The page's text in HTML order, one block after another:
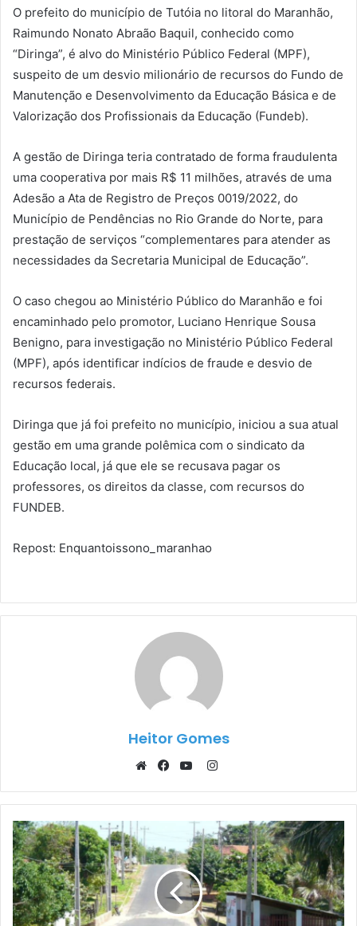
O prefeito do município de Tutóia no litoral do Maranhão,
Raimundo Nonato Abraão Baquil, conhecido como
“Diringa”, é alvo do Ministério Público Federal (MPF),
suspeito de um desvio milionário de recursos do Fundo de
Manutenção e Desenvolvimento da Educação Básica e de
Valorização dos Profissionais da Educação (Fundeb).
A gestão de Diringa teria contratado de forma fraudulenta
uma cooperativa por mais R$ 11 milhões, através de uma
Adesão a Ata de Registro de Preços 0019/2022, do
Município de Pendências no Rio Grande do Norte, para
prestação de serviços “complementares para atender as
necessidades da Secretaria Municipal de Educação”.
O caso chegou ao Ministério Público do Maranhão e foi
encaminhado pelo promotor, Luciano Henrique Sousa
Benigno, para investigação no Ministério Público Federal
(MPF), após identificar indícios de fraude e desvio de
recursos federais.
Diringa que já foi prefeito no município, iniciou a sua atual
gestão em uma grande polêmica com o sindicato da
Educação local, já que ele se recusava pagar os
professores, os direitos da classe, com recursos do
FUNDEB.
Repost: Enquantoissono_maranhao
Heitor Gomes
Instagram